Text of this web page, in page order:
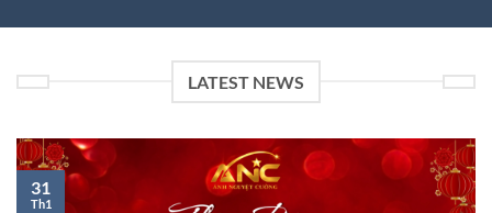
LATEST NEWS
31
Th1